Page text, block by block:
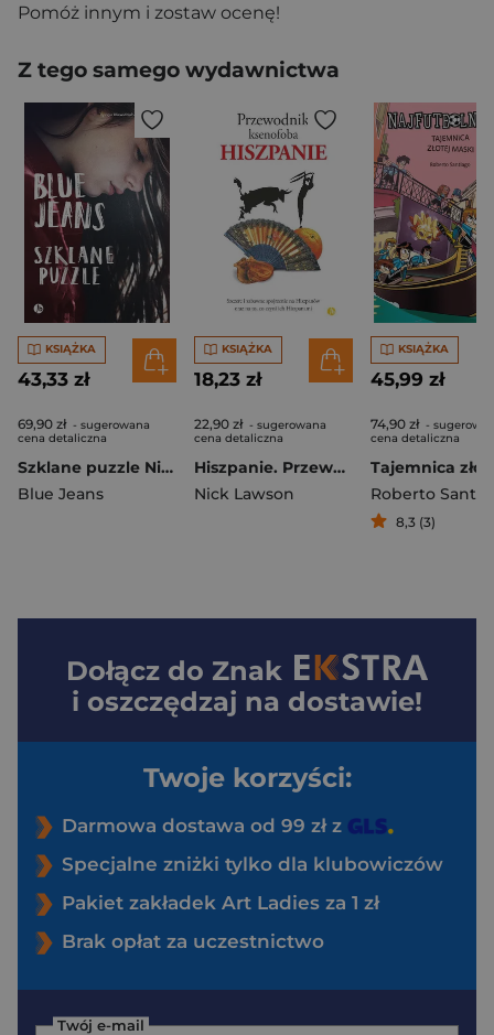
Pomóż innym i zostaw ocenę!
Z tego samego wydawnictwa
KSIĄŻKA
43,33 zł
69,90 zł - sugerowana
cena detaliczna
Szklane puzzle Niewidzialna dziewczyna 2
Blue Jeans
KSIĄŻKA
18,23 zł
22,90 zł - sugerowana
cena detaliczna
Hiszpanie. Przewodnik ksenofoba wyd. 2024
Nick Lawson
KSIĄŻKA
45,99 zł
74,90 zł -
cena detaliczna
Roberto
8,3 (3)
Dołącz do Znak
i oszczędzaj na dostawie!
Twoje korzyści:
Darmowa dostawa od 99 zł z
Specjalne zniżki tylko dla klubowiczów
Pakiet zakładek Art Ladies za 1 zł
Brak opłat za uczestnictwo
Twój e-mail